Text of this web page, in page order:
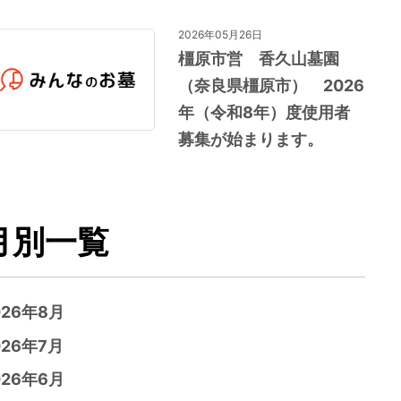
2026年05月26日
橿原市営 香久山墓園
（奈良県橿原市） 2026
年（令和8年）度使用者
募集が始まります。
別一覧
年8月
年7月
年6月